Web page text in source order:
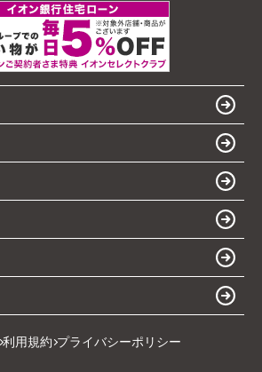
利用規約 プライバシーポリシー